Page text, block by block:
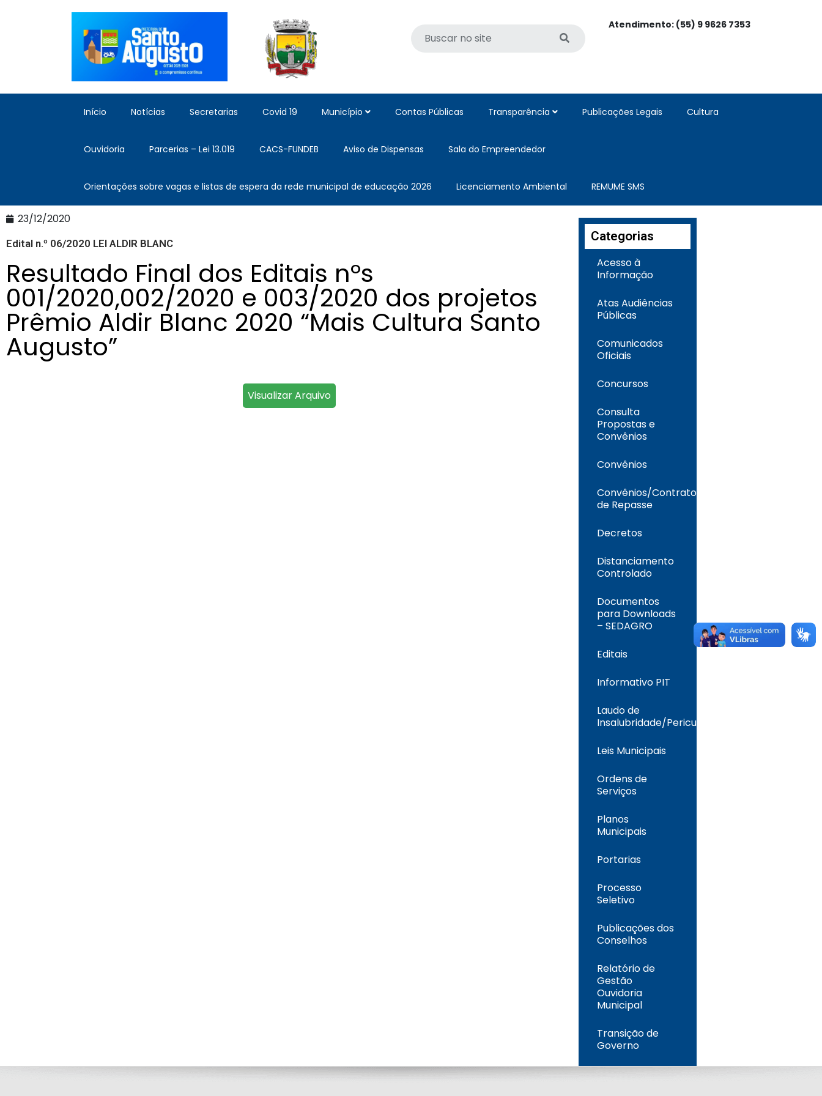
Atendimento: (55) 9 9626 7353
Início Notícias Secretarias Covid 19 Município Contas Públicas Transparência Publicações Legais Cultura
Ouvidoria Parcerias – Lei 13.019 CACS-FUNDEB Aviso de Dispensas Sala do Empreendedor
Orientações sobre vagas e listas de espera da rede municipal de educação 2026 Licenciamento Ambiental REMUME SMS
23/12/2020
Edital n.º 06/2020 LEI ALDIR BLANC
Resultado Final dos Editais nºs
001/2020,002/2020 e 003/2020 dos projetos
Prêmio Aldir Blanc 2020 “Mais Cultura Santo
Augusto”
Visualizar Arquivo
Categorias
Acesso à
Informação
Atas Audiências
Públicas
Comunicados
Oficiais
Concursos
Consulta
Propostas e
Convênios
Convênios
Convênios/Contrato
de Repasse
Decretos
Distanciamento
Controlado
Documentos
para Downloads
– SEDAGRO
Editais
Informativo PIT
Laudo de
Insalubridade/Periculosidade
Leis Municipais
Ordens de
Serviços
Planos
Municipais
Portarias
Processo
Seletivo
Publicações dos
Conselhos
Relatório de
Gestão
Ouvidoria
Municipal
Transição de
Governo